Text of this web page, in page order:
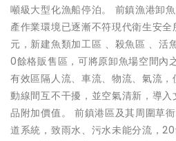
噸級大型化漁船停泊。 前鎮漁港卸
產作業環境已逐漸不符現代衛生安
元，新建魚類加工區 、殺魚區 、活
0餘格販售區，可將原卸魚場空間內
有效區隔人流、車流、物流、氣流
動線間互不干擾，並空氣清新，導
品附加價值。 前鎮港區及其周圍草
道系統，致雨水、污水未能分流，